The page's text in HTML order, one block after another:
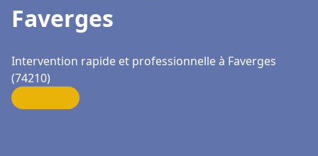
Faverges
Intervention rapide et professionnelle à Faverges
(74210)